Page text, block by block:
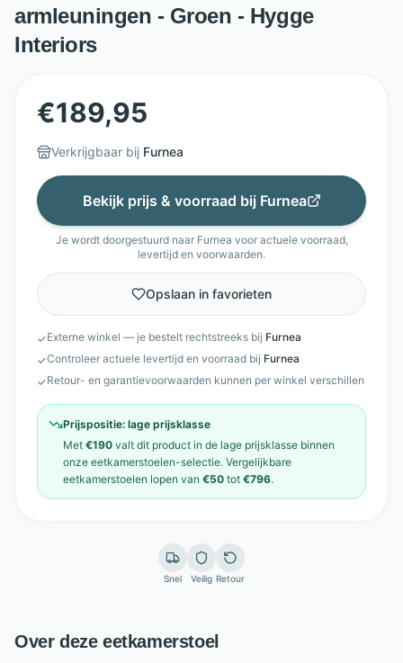
armleuningen - Groen - Hygge
Interiors
€189,95
Verkrijgbaar bij Furnea
Bekijk prijs & voorraad bij Furnea
Je wordt doorgestuurd naar Furnea voor actuele voorraad,
levertijd en voorwaarden.
Opslaan in favorieten
✓Externe winkel — je bestelt rechtstreeks bij Furnea
✓Controleer actuele levertijd en voorraad bij Furnea
✓Retour- en garantievoorwaarden kunnen per winkel verschillen
Prijspositie: lage prijsklasse
Met €190 valt dit product in de lage prijsklasse binnen
onze eetkamerstoelen-selectie. Vergelijkbare
eetkamerstoelen lopen van €50 tot €796.
Snel Veilig Retour
Over deze eetkamerstoel